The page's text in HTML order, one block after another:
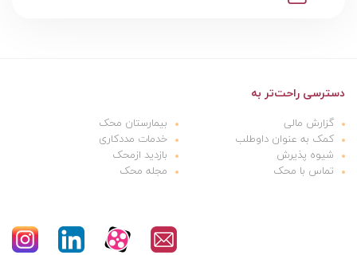
دسترسی راحت‌تر به
گزارش مالی
بیمارستان محک
کمک به عنوان داوطلب
خدمات مددکاری
شیوه پذیرش
بازدید ازمحک
تماس با محک
مجله محک